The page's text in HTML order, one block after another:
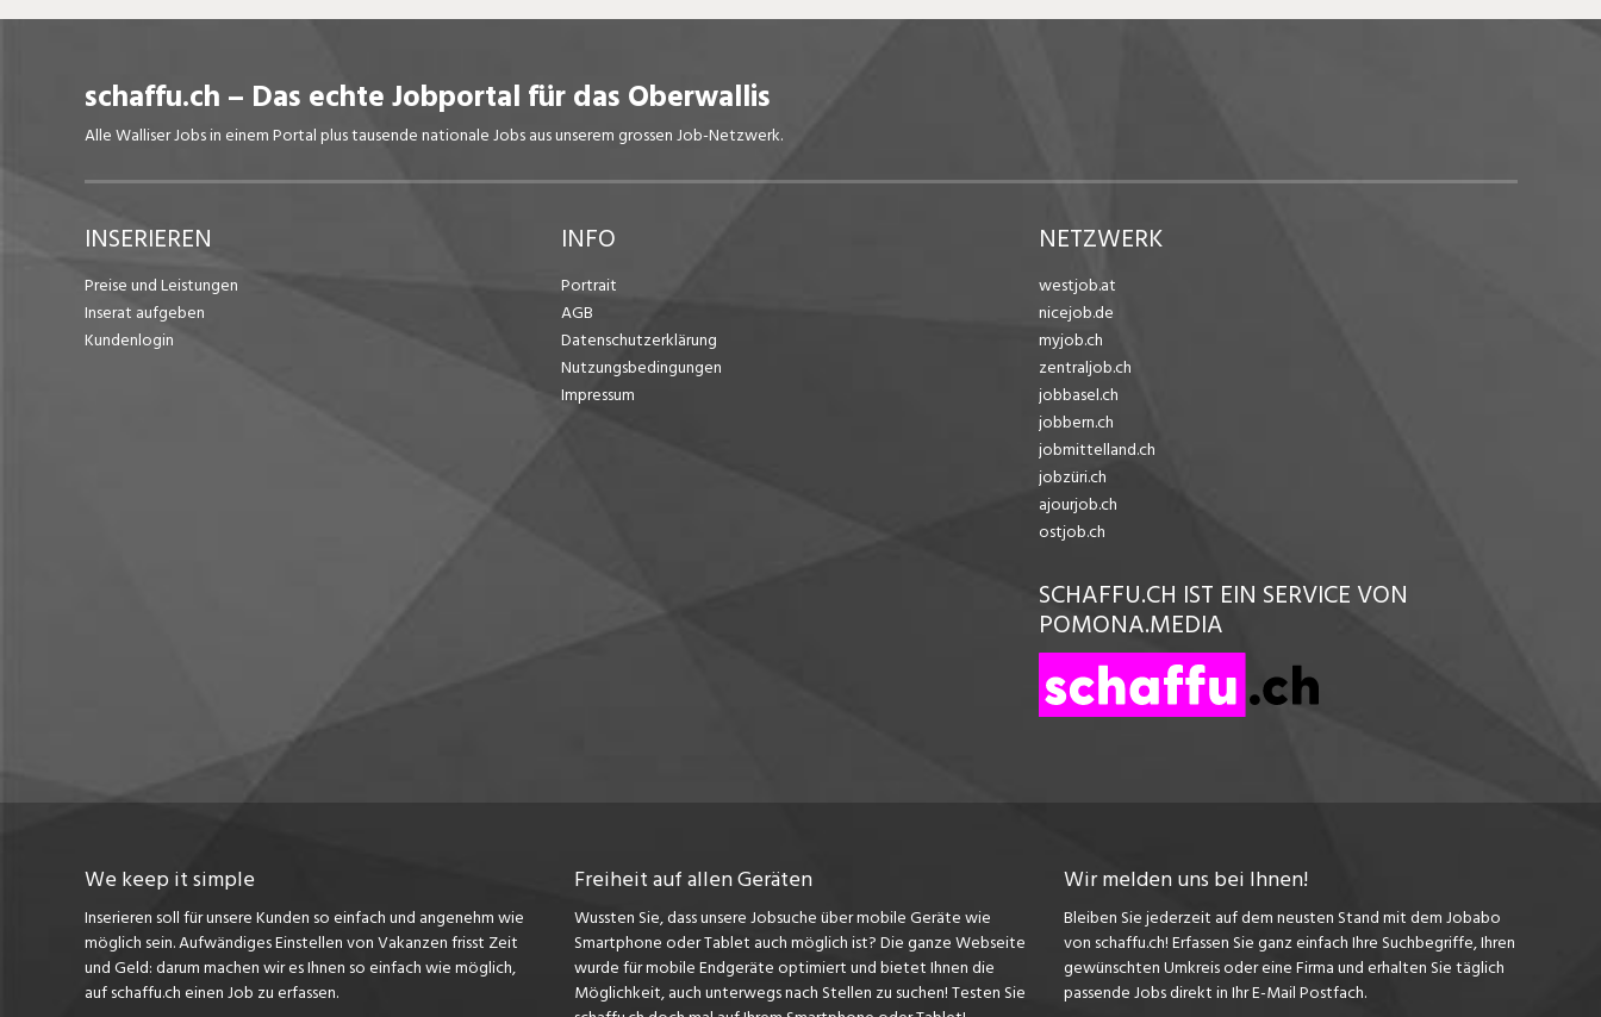
schaffu.ch – Das echte Jobportal für das Oberwallis
Alle Walliser Jobs in einem Portal plus tausende nationale Jobs aus unserem grossen Job-Netzwerk.
INSERIEREN
Preise und Leistungen
Inserat aufgeben
Kundenlogin
INFO
Portrait
AGB
Datenschutzerklärung
Nutzungsbedingungen
Impressum
NETZWERK
westjob.at
nicejob.de
myjob.ch
zentraljob.ch
jobbasel.ch
jobbern.ch
jobmittelland.ch
jobzüri.ch
ajourjob.ch
ostjob.ch
SCHAFFU.CH IST EIN SERVICE VON
POMONA.MEDIA
We keep it simple
Inserieren soll für unsere Kunden so einfach und angenehm wie
möglich sein. Aufwändiges Einstellen von Vakanzen frisst Zeit
und Geld: darum machen wir es Ihnen so einfach wie möglich,
auf schaffu.ch einen Job zu erfassen.
Freiheit auf allen Geräten
Wussten Sie, dass unsere Jobsuche über mobile Geräte wie
Smartphone oder Tablet auch möglich ist? Die ganze Webseite
wurde für mobile Endgeräte optimiert und bietet Ihnen die
Möglichkeit, auch unterwegs nach Stellen zu suchen! Testen Sie
Wir melden uns bei Ihnen!
Bleiben Sie jederzeit auf dem neusten Stand mit dem Jobabo
von schaffu.ch! Erfassen Sie ganz einfach Ihre Suchbegriffe, Ihren
gewünschten Umkreis oder eine Firma und erhalten Sie täglich
passende Jobs direkt in Ihr E-Mail Postfach.